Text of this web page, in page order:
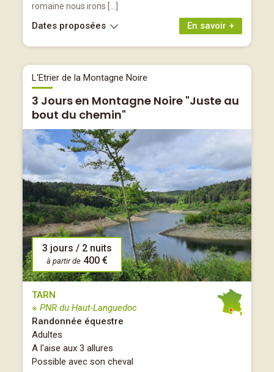
romaine nous irons […]
En savoir +
Dates proposées
L'Etrier de la Montagne Noire
3 Jours en Montagne Noire "Juste au
bout du chemin"
3 jours / 2 nuits
à partir de 400 €
TARN
※ PNR du Haut-Languedoc
Randonnée équestre
Adultes
A l'aise aux 3 allures
Possible avec son cheval